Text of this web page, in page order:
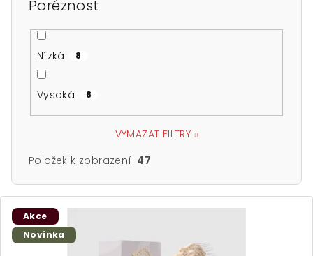
Poréznost
Nízká 8
Vysoká 8
VYMAZAT FILTRY
Položek k zobrazení: 47
V
ý
p
Akce
Novinka